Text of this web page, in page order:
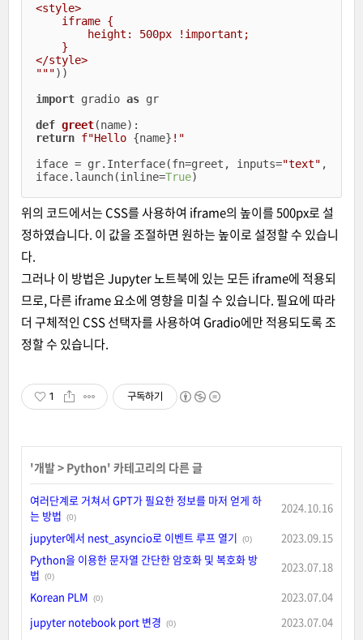
<style>
    iframe {
        height: 500px !important;
    }
</style>
"""))
import gradio as gr
def greet(name):
return f"Hello {name} !"
iface = gr.Interface(fn=greet, inputs="text" ,
iface.launch(inline=True
위의 코드에서는 CSS를 사용하여 iframe의 높이를 500px로 설
정하였습니다. 이 값을 조절하면 원하는 높이로 설정할 수 있습니
다.
그러나 이 방법은 Jupyter 노트북에 있는 모든 iframe에 적용되
므로, 다른 iframe 요소에 영향을 미칠 수 있습니다. 필요에 따라
더 구체적인 CSS 선택자를 사용하여 Gradio에만 적용되도록 조
정할 수 있습니다.
1 구독하기
'개발> Python' 카테고리의 다른 글
여러단계로 거쳐서 GPT가 필요한 정보를 마저 얻게 하
는 방법
(0)
2024.10.16
jupyter에서 nest_asyncio로 이벤트 루프 열기
(0)
2023.09.15
Python을 이용한 문자열 간단한 암호화 및 복호화 방
법
(0)
2023.07.18
Korean PLM
(0)
2023.07.04
jupyter notebook port 변경
(0) 2023.07.04